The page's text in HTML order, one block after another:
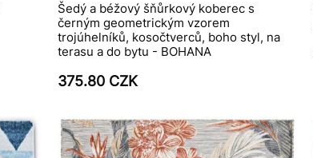
Šedý a béžový šňůrkový koberec s
černým geometrickým vzorem
trojúhelníků, kosočtverců, boho styl, na
terasu a do bytu - BOHANA
375.80 CZK